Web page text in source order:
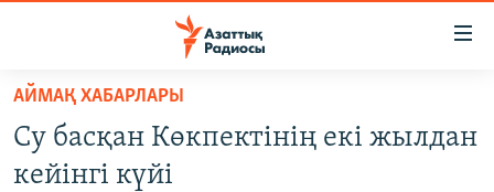
Skip
main
content
ЖАҢАЛЫҚТАР
САЯСАТ
АЙМАҚ ХАБАРЛАРЫ
Су басқан Көкпектінің екі жылдан
кейінгі күйі